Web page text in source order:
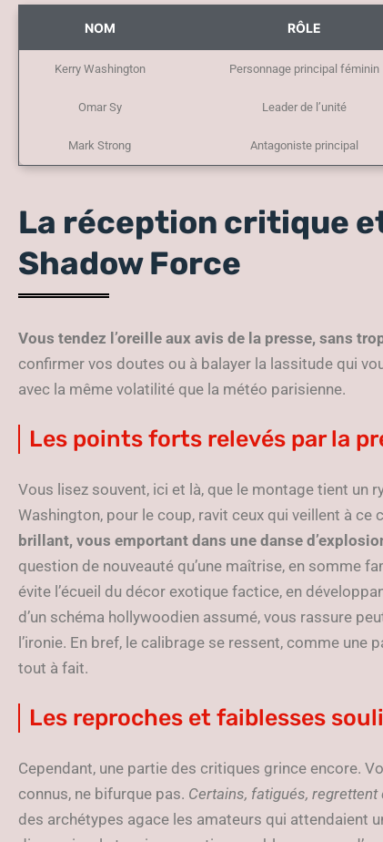
NOM RÔLE
Kerry Washington Personnage principal féminin
Omar Sy Leader de l’unité
Mark Strong Antagoniste principal
La réception critique
Shadow Force
Vous tendez l’oreille aux avis de la presse, sans
confirmer vos doutes ou à balayer la lassitude qui
avec la même volatilité que la météo parisienne.
Les points forts relevés par la
Vous lisez souvent, ici et là, que le montage tient un
Washington, pour le coup, ravit ceux qui veillent à ce
brillant, vous emportant dans une danse
question de nouveauté qu’une maîtrise, en somme
évite l’écueil du décor exotique factice, en
d’un schéma hollywoodien assumé, vous rassure
l’ironie. En bref, le calibrage se ressent, comme
tout à fait.
Les reproches et faiblesses
Cependant, une partie des critiques grince encore.
connus, ne bifurque pas. Certains, fatigués,
des archétypes agace les amateurs qui attendaient